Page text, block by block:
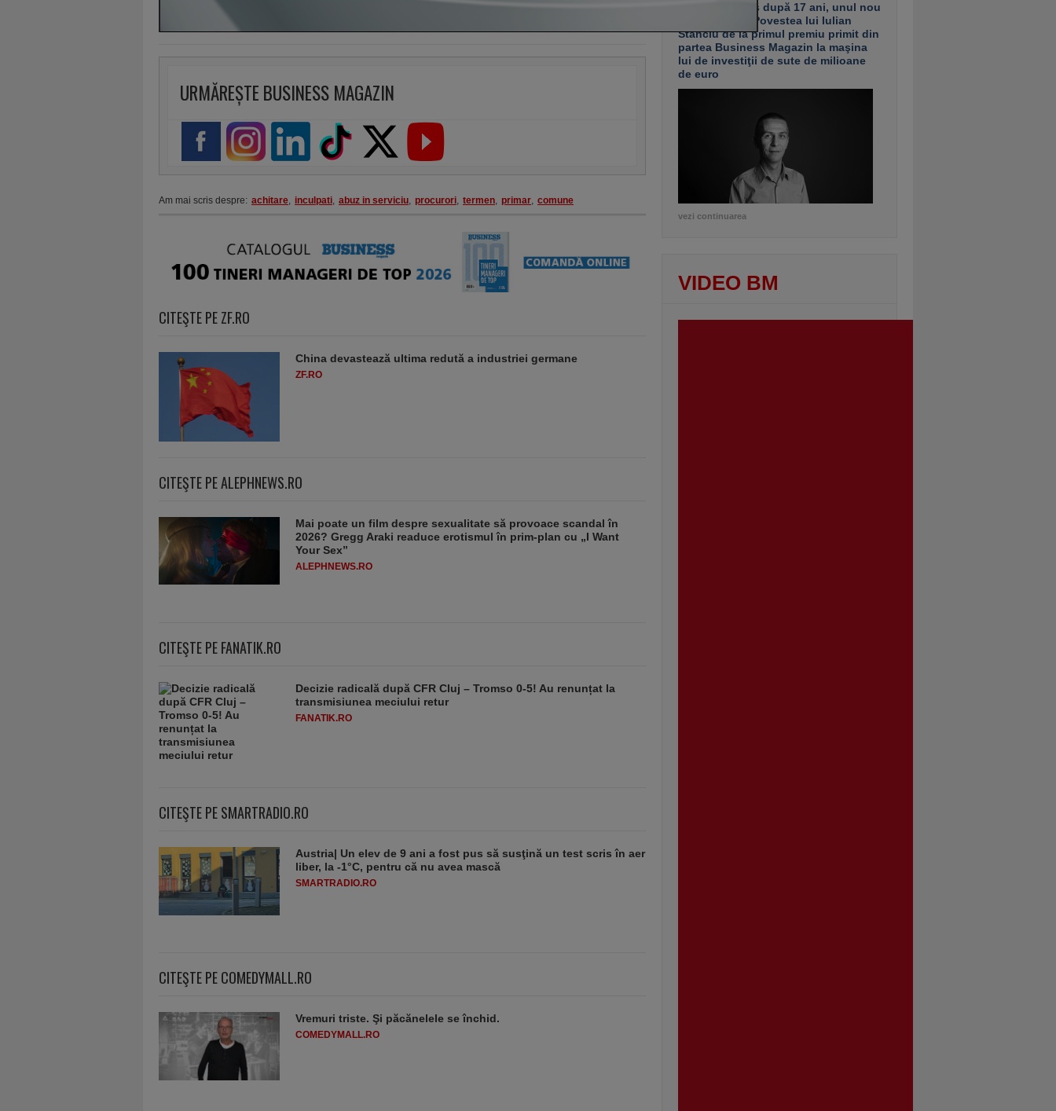
URMĂREȘTE BUSINESS MAGAZIN
Am mai scris despre: achitare, inculpati, abuz in serviciu, procurori, termen, primar, comune
CITEŞTE PE ZF.RO
China devastează ultima redută a industriei germane
ZF.RO
CITEŞTE PE ALEPHNEWS.RO
Mai poate un film despre sexualitate să provoace scandal în
2026? Gregg Araki readuce erotismul în prim-plan cu „I Want
Your Sex”
ALEPHNEWS.RO
CITEŞTE PE FANATIK.RO
Decizie radicală după CFR Cluj – Tromso 0-5! Au renunțat la
transmisiunea meciului retur
FANATIK.RO
CITEŞTE PE SMARTRADIO.RO
Austria| Un elev de 9 ani a fost pus să susţină un test scris în aer
liber, la -1°C, pentru că nu avea mască
SMARTRADIO.RO
CITEŞTE PE COMEDYMALL.RO
Vremuri triste. Şi păcănelele se închid.
COMEDYMALL.RO
Un pariu închis după 17 ani, unul nou
abia deschis. Povestea lui Iulian
Stanciu de la primul premiu primit din
partea Business Magazin la maşina
lui de investiţii de sute de milioane
de euro
vezi continuarea
VIDEO BM